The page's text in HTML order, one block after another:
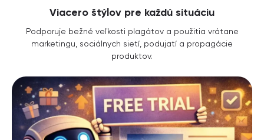
Viacero štýlov pre každú situáciu
Podporuje bežné veľkosti plagátov a použitia vrátane
marketingu, sociálnych sietí, podujatí a propagácie
produktov.